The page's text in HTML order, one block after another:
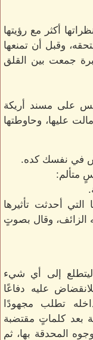
أكثر مع رؤيتها
وقبل أن تمنعها
جمعت بين القلق
على مسند أريكة
عليها، وحاوطتها
في نفسك كده.
متألم:
أحدثت تأثيرها
الزائف، وقال بصوتٍ
إلى أي شيء
عليه دفاعًا
تطلب مجهودًا
بعد كلماتٍ مقتضبة
المحدقة بها، ثم